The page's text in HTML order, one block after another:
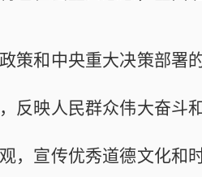
策和中央重大决策部署的
反映人民群众伟大奋斗
，宣传优秀道德文化和